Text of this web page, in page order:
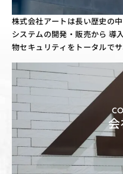
株式会社アートは長い歴史の
システムの開発・販売から 導
物セキュリティをトータルで